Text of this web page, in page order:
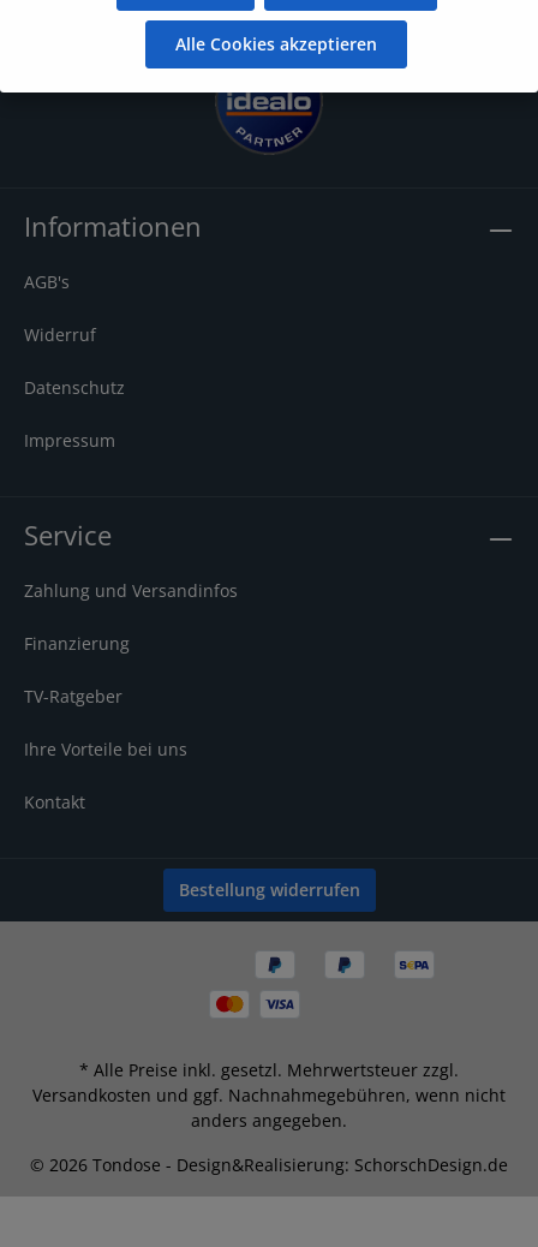
Informationen
AGB's
Widerruf
Datenschutz
Impressum
Service
Zahlung und Versandinfos
Finanzierung
TV-Ratgeber
Ihre Vorteile bei uns
Kontakt
Bestellung widerrufen
© 2026 Tondose - Design&Realisierung: SchorschDesign.de
* Alle Preise inkl. gesetzl. Mehrwertsteuer zzgl.
Versandkosten und ggf. Nachnahmegebühren, wenn nicht
anders angegeben.
Alle Cookies akzeptieren